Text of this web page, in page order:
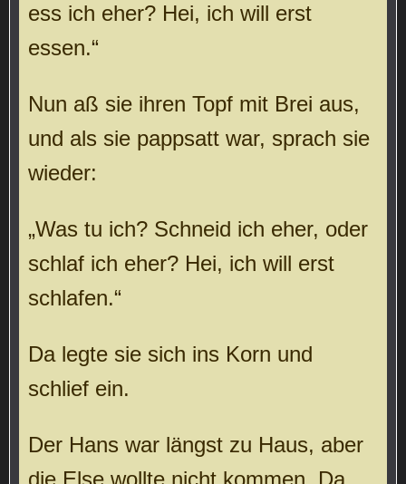
ess ich eher? Hei, ich will erst
essen.“
Nun aß sie ihren Topf mit Brei aus,
und als sie pappsatt war, sprach sie
wieder:
„Was tu ich? Schneid ich eher, oder
schlaf ich eher? Hei, ich will erst
schlafen.“
Da legte sie sich ins Korn und
schlief ein.
Der Hans war längst zu Haus, aber